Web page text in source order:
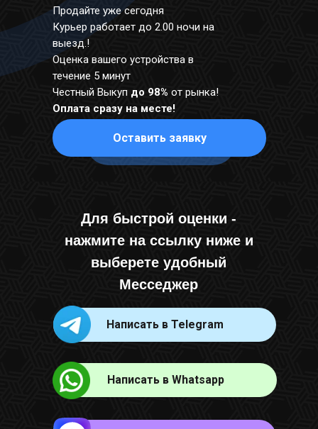
Продайте уже сегодня
Курьер работает до 2.00 ночи на
выезд.!
Оценка вашего устройства в
течение 5 минут
Честный Выкуп до 98% от рынка!
Оплата сразу на месте!
Оставить заявку
Написать в Whatsapp
Написать в Telegram
Для быстрой оценки -
нажмите на ссылку ниже и
выберете удобный
Месседжер